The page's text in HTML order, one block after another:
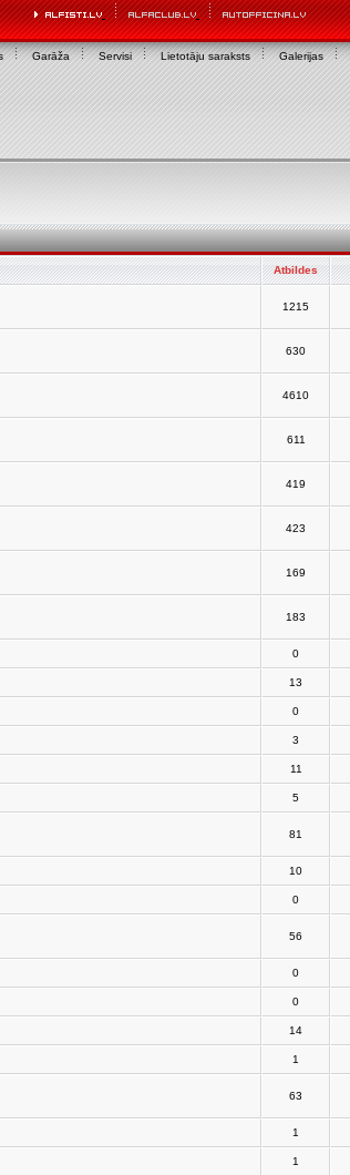
Garāža Servisi Lietotāju saraksts Galerijas
Atbildes
1215
630
4610
611
419
423
169
183
0
13
0
3
11
5
81
10
0
56
0
0
14
1
63
1
1